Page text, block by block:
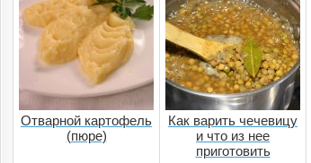
Отварной картофель
(пюре)
Как варить чечевицу
и что из нее
приготовить